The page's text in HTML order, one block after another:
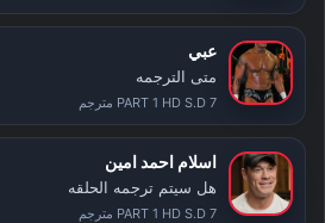
عبي
متى الترجمه
PART 1 HD S.D 7 مترجم
اسلام احمد امين
هل سيتم ترجمه الحلقه
PART 1 HD S.D 7 مترجم